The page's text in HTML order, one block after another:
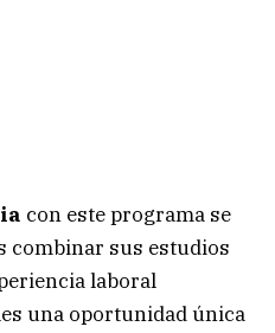
con este programa se
combinar sus estudios
laboral
una oportunidad única